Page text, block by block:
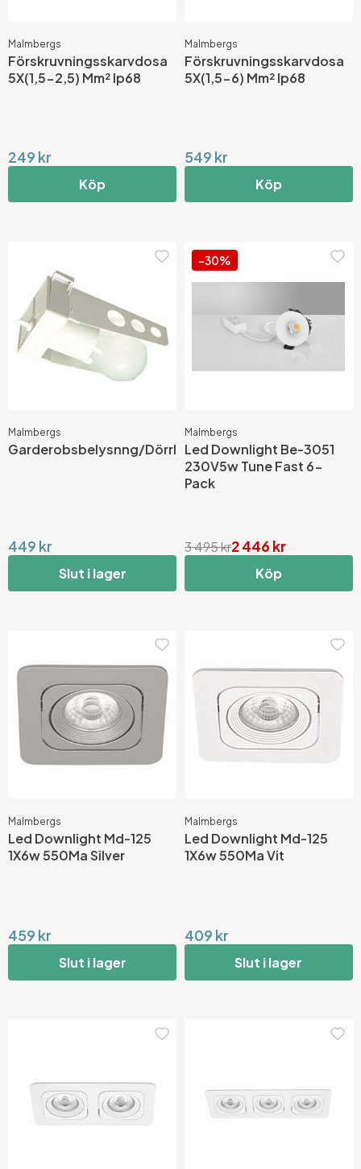
Malmbergs
Förskruvningsskarvdosa
5X(1,5-2,5) Mm² Ip68
249 kr
Köp
Malmbergs
Förskruvningsskarvdosa
5X(1,5-6) Mm² Ip68
549 kr
Köp
Malmbergs
Garderobsbelysnng/Dörrlamphållare
449 kr
Slut i lager
-30%
Malmbergs
Led Downlight Be-3051
230V5w Tune Fast 6-
Pack
2 446 kr
3 495 kr
Köp
Malmbergs
Led Downlight Md-125
1X6w 550Ma Silver
459 kr
Slut i lager
Malmbergs
Led Downlight Md-125
1X6w 550Ma Vit
409 kr
Slut i lager